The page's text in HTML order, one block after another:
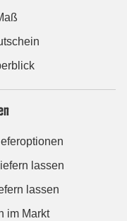
lassen
lassen
im Markt